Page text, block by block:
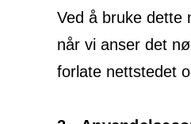
Ved å bruke dette
når vi anser det
forlate nettstedet